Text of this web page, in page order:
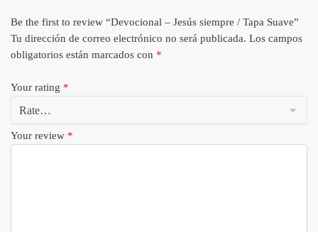
Be the first to review “Devocional – Jesús siempre / Tapa Suave”
Tu dirección de correo electrónico no será publicada. Los campos
obligatorios están marcados con *
Your rating *
Your review *